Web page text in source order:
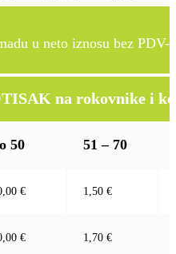
u neto iznosu bez PDV-
na rokovnike i
50 51 – 70
€ 1,50 €
€ 1,70 €